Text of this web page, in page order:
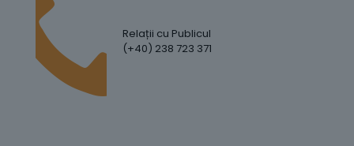
Relații cu Publicul
(+40) 238 723 371